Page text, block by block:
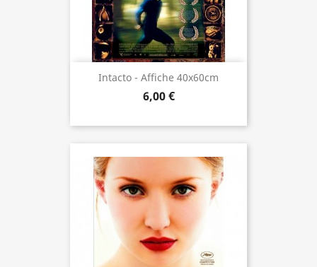
Intacto - Affiche 40x60cm
6,00 €